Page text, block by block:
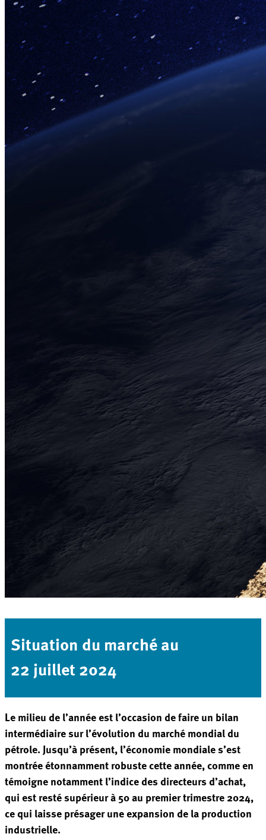
Situation du marché au
22 juillet 2024
Le milieu de l’année est l’occasion de faire un bilan
intermédiaire sur l’évolution du marché mondial du
pétrole. Jusqu’à présent, l’économie mondiale s’est
montrée étonnamment robuste cette année, comme en
témoigne notamment l’indice des directeurs d’achat,
qui est resté supérieur à 50 au premier trimestre 2024,
ce qui laisse présager une expansion de la production
industrielle.